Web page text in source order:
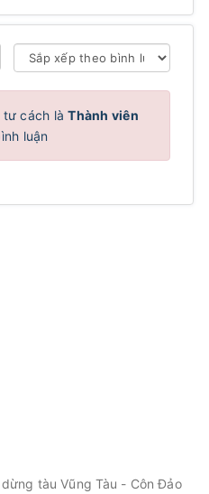
tư cách làThành viên
luận
tàu Vũng Tàu - Côn Đảo